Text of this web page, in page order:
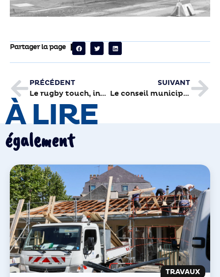
Partager la page
PRÉCÉDENT
Le rugby touch, invité des Bouriottes
SUIVANT
Le conseil municipal en vidéo
À LIRE
également
TRAVAUX